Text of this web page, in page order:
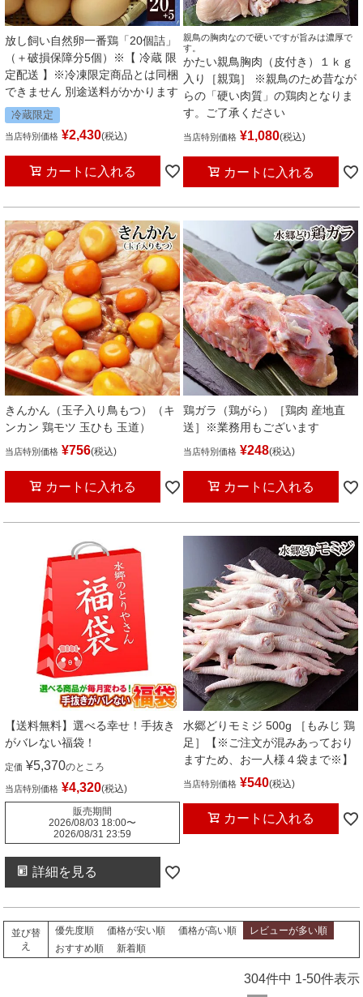
放し飼い自然卵一番鶏「20個詰」
（＋破損保障分5個）※【 冷蔵 限
定配送 】※冷凍限定商品とは同梱
できません 別途送料がかかります
冷蔵限定
当店特別価格 ¥2,430 税込
カートに入れる
親鳥の胸肉なので硬いですが旨みは濃厚で
す。
かたい親鳥胸肉（皮付き）１ｋｇ
入り［親鶏］ ※親鳥のため昔なが
らの「硬い肉質」の鶏肉となりま
す。ご了承ください
当店特別価格 ¥1,080 税込
カートに入れる
きんかん（玉子入り鳥もつ）（キ
ンカン 鶏モツ 玉ひも 玉道）
当店特別価格 ¥756 税込
カートに入れる
鶏ガラ（鶏がら）［鶏肉 産地直
送］※業務用もございます
当店特別価格 ¥248 税込
カートに入れる
【送料無料】選べる幸せ！手抜き
がバレない福袋！
定価 ¥5,370のところ
当店特別価格 ¥4,320 税込
販売期間
2026/08/03 18:00〜
2026/08/31 23:59
詳細を見る
水郷どりモミジ 500g ［もみじ 鶏
足］【※ご注文が混みあっており
ますため、お一人様４袋まで※】
当店特別価格 ¥540 税込
カートに入れる
並び替
え
優先度順 価格が安い順 価格が高い順
レビューが多い順
おすすめ順
新着順
304件中 1-50件表示